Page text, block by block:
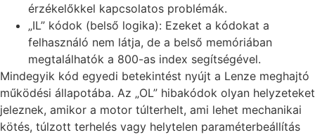
érzékelőkkel kapcsolatos problémák.
„IL” kódok (belső logika): Ezeket a kódokat a
felhasználó nem látja, de a belső memóriában
megtalálhatók a 800-as index segítségével.
Mindegyik kód egyedi betekintést nyújt a Lenze meghajtó
működési állapotába. Az „OL” hibakódok olyan helyzeteket
jeleznek, amikor a motor túlterhelt, ami lehet mechanikai
kötés, túlzott terhelés vagy helytelen paraméterbeállítás